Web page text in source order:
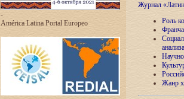
-
América Latina Portal Europeo
Журнал
Роль
анализа
Жанр